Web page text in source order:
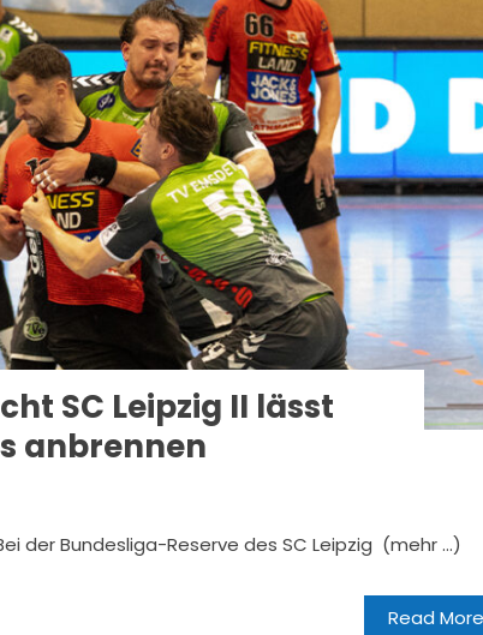
SC Leipzig II lässt
anbrennen
der Bundesliga-Reserve des SC Leipzig (mehr …)
Read More